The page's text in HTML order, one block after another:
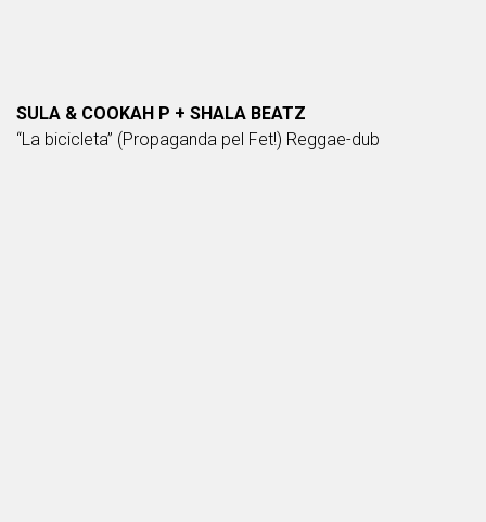
SULA & COOKAH P + SHALA BEATZ
“La bicicleta” (Propaganda pel Fet!) Reggae-dub